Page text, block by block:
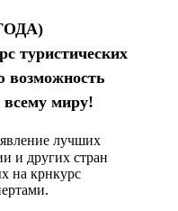
туристических
возможность
всему миру!
лучших
и других стран
на крнкурс